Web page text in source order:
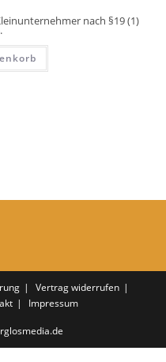
nach §19 (1)
Vertrag widerrufen
Impressum